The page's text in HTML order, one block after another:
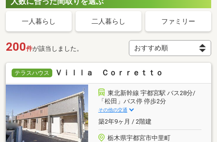
一人暮らし 二人暮らし ファミリー
200件が該当しました。
テラスハウス Ｖｉｌｌａ Ｃｏｒｒｅｔｔｏ
東北新幹線 宇都宮駅 バス28分/
「松田」バス停 停歩2分
その他の交通
築2年9ヶ月 / 2階建
栃木県宇都宮市中里町